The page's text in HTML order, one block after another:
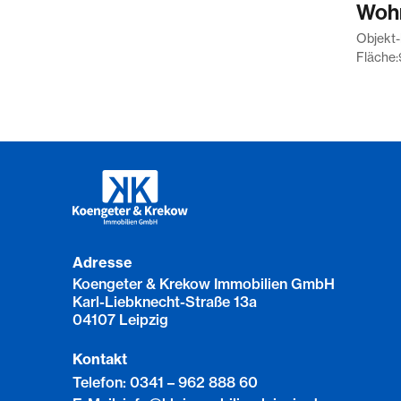
soweit eine Garantie übernommen wurde.
Schadensersatzhaftung der Koengeter &
gegenüber ausgeschlossen oder
Fläche:
Adresse
Koengeter & Krekow Immobilien GmbH
Karl-Liebknecht-Straße 13a
04107 Leipzig
Kontakt
Telefon: 0341 – 962 888 60